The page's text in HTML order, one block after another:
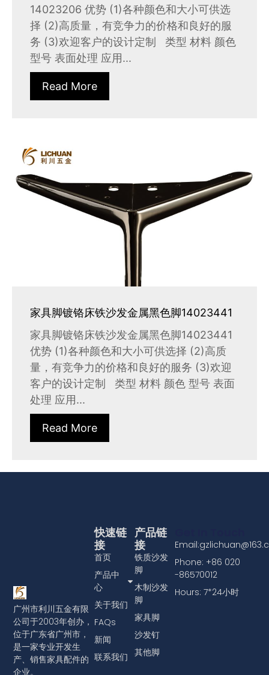
14023206 优势 (1)各种颜色和大小可供选
择 (2)高质量，有竞争力的价格和良好的服
务 (3)欢迎客户的设计定制 类型 材料 颜色
型号 表面处理 应用...
Read More
家具脚镀铬床铁沙发金属黑色脚14023441
家具脚镀铬床铁沙发金属黑色脚14023441
优势 (1)各种颜色和大小可供选择 (2)高质
量，有竞争力的价格和良好的服务 (3)欢迎
客户的设计定制 类型 材料 颜色 型号 表面
处理 应用...
Read More
广州市利川五金有限
公司于2003年创办，
位于广东省广州市，
是一家专业开发生
产、销售家具配件的
企业。
产品链
接
铁质沙发
脚
木制沙发
脚
家具脚
沙发钉
其他脚
快速链
接
首页
产品中
心
关于我们
FAQs
新闻
联系我们
Phone: +86 020
-86570012
Hours: 7*24小时